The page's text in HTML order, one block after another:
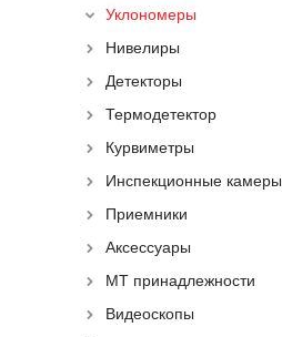
Уклономеры
Нивелиры
Детекторы
Термодетектор
Курвиметры
Инспекционные камеры
Приемники
Аксессуары
МТ принадлежности
Видеоскопы